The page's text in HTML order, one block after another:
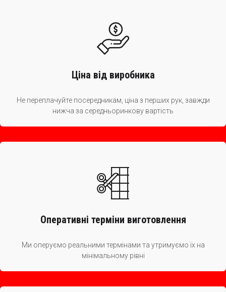
Ціна від виробника
Не переплачуйте посередникам, ціна з перших рук, завжди
нижча за середньоринкову вартість
Оперативні терміни виготовлення
Ми оперуємо реальними термінами та утримуємо їх на
мінімальному рівні